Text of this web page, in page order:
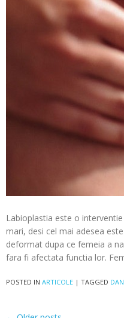
Labioplastia este o
mari, desi cel mai adesea
deformat dupa ce femeia a
fara fi afectata functia lor.
POSTED IN ARTICOLE | TAGGED